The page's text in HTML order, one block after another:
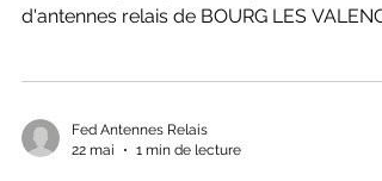
d'antennes relais de BOURG LES
N'hésitez pas à faire passer ce message
autour de vous. L'été sera chaud !!!
Fed Antennes Relais
22 mai
1 min de lecture